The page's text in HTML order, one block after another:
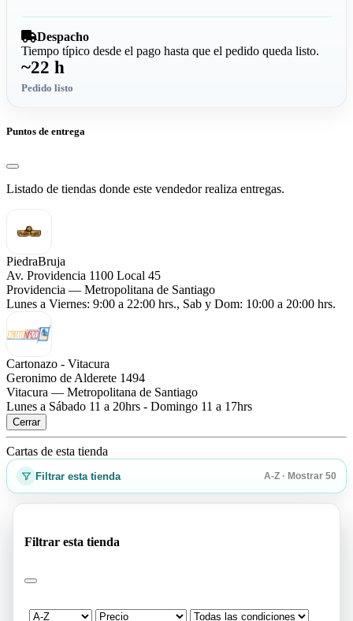
Despacho
Tiempo típico desde el pago hasta que el pedido queda listo.
~22 h
Pedido listo
Puntos de entrega
Listado de tiendas donde este vendedor realiza entregas.
PiedraBruja
Av. Providencia 1100 Local 45
Providencia — Metropolitana de Santiago
Lunes a Viernes: 9:00 a 22:00 hrs., Sab y Dom: 10:00 a 20:00 hrs.
Cartonazo - Vitacura
Geronimo de Alderete 1494
Vitacura — Metropolitana de Santiago
Lunes a Sábado 11 a 20hrs - Domingo 11 a 17hrs
Cerrar
Cartas de esta tienda
Filtrar esta tienda A-Z · Mostrar 50
Filtrar esta tienda